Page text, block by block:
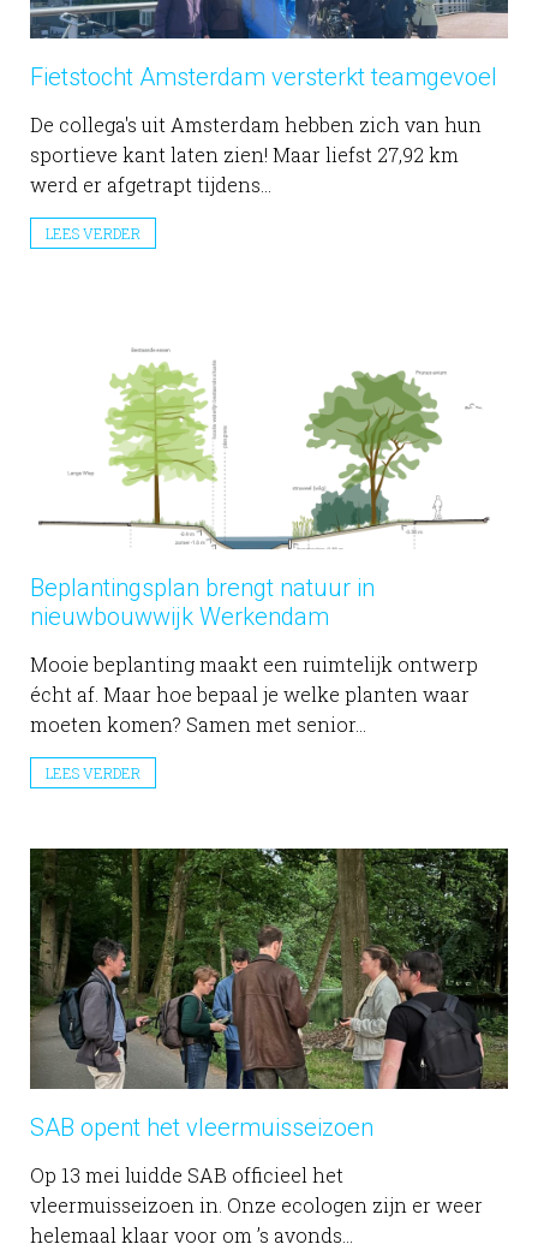
Fietstocht Amsterdam versterkt teamgevoel
De collega's uit Amsterdam hebben zich van hun
sportieve kant laten zien! Maar liefst 27,92 km
werd er afgetrapt tijdens...
LEES VERDER
Beplantingsplan brengt natuur in
nieuwbouwwijk Werkendam
Mooie beplanting maakt een ruimtelijk ontwerp
écht af. Maar hoe bepaal je welke planten waar
moeten komen? Samen met senior...
LEES VERDER
SAB opent het vleermuisseizoen
Op 13 mei luidde SAB officieel het
vleermuisseizoen in. Onze ecologen zijn er weer
helemaal klaar voor om ’s avonds...